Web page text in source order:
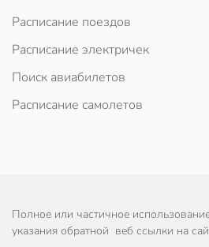
Расписание поездов
Расписание электричек
Поиск авиабилетов
Расписание самолетов
Полное или частичное
указания обратной веб ссылки на